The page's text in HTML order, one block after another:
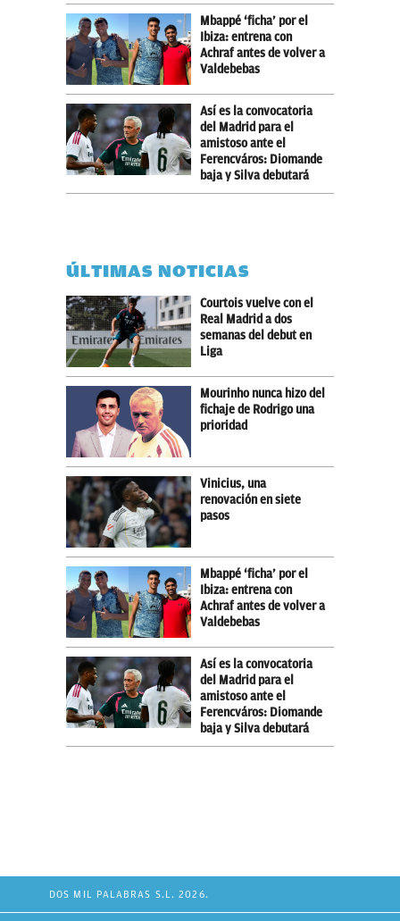
Mbappé ‘ficha’ por el
Ibiza: entrena con
Achraf antes de volver a
Valdebebas
Así es la convocatoria
del Madrid para el
amistoso ante el
Ferencváros: Diomande
baja y Silva debutará
ÚLTIMAS NOTICIAS
Courtois vuelve con el
Real Madrid a dos
semanas del debut en
Liga
Mourinho nunca hizo del
fichaje de Rodrigo una
prioridad
Vinicius, una
renovación en siete
pasos
Mbappé ‘ficha’ por el
Ibiza: entrena con
Achraf antes de volver a
Valdebebas
Así es la convocatoria
del Madrid para el
amistoso ante el
Ferencváros: Diomande
baja y Silva debutará
DOS MIL PALABRAS S.L. 2026.